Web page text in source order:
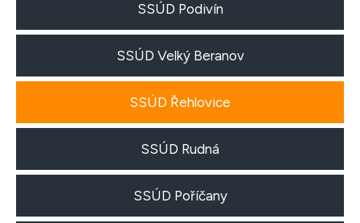
SSÚD Podivín
SSÚD Velký Beranov
SSÚD Řehlovice
SSÚD Rudná
SSÚD Poříčany